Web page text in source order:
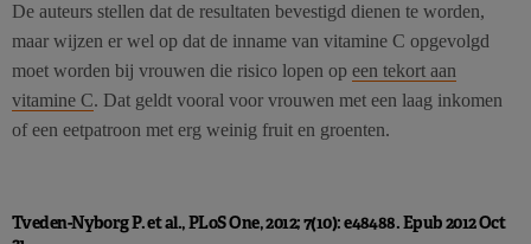
De auteurs stellen dat de resultaten bevestigd dienen te worden,
maar wijzen er wel op dat de inname van vitamine C opgevolgd
moet worden bij vrouwen die risico lopen op een tekort aan
vitamine C. Dat geldt vooral voor vrouwen met een laag inkomen
of een eetpatroon met erg weinig fruit en groenten.
Tveden-Nyborg P. et al., PLoS One, 2012; 7(10): e48488. Epub 2012 Oct